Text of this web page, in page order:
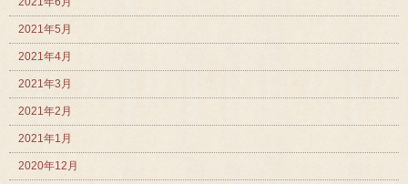
2021年5月
2021年4月
2021年3月
2021年2月
2021年1月
2020年12月